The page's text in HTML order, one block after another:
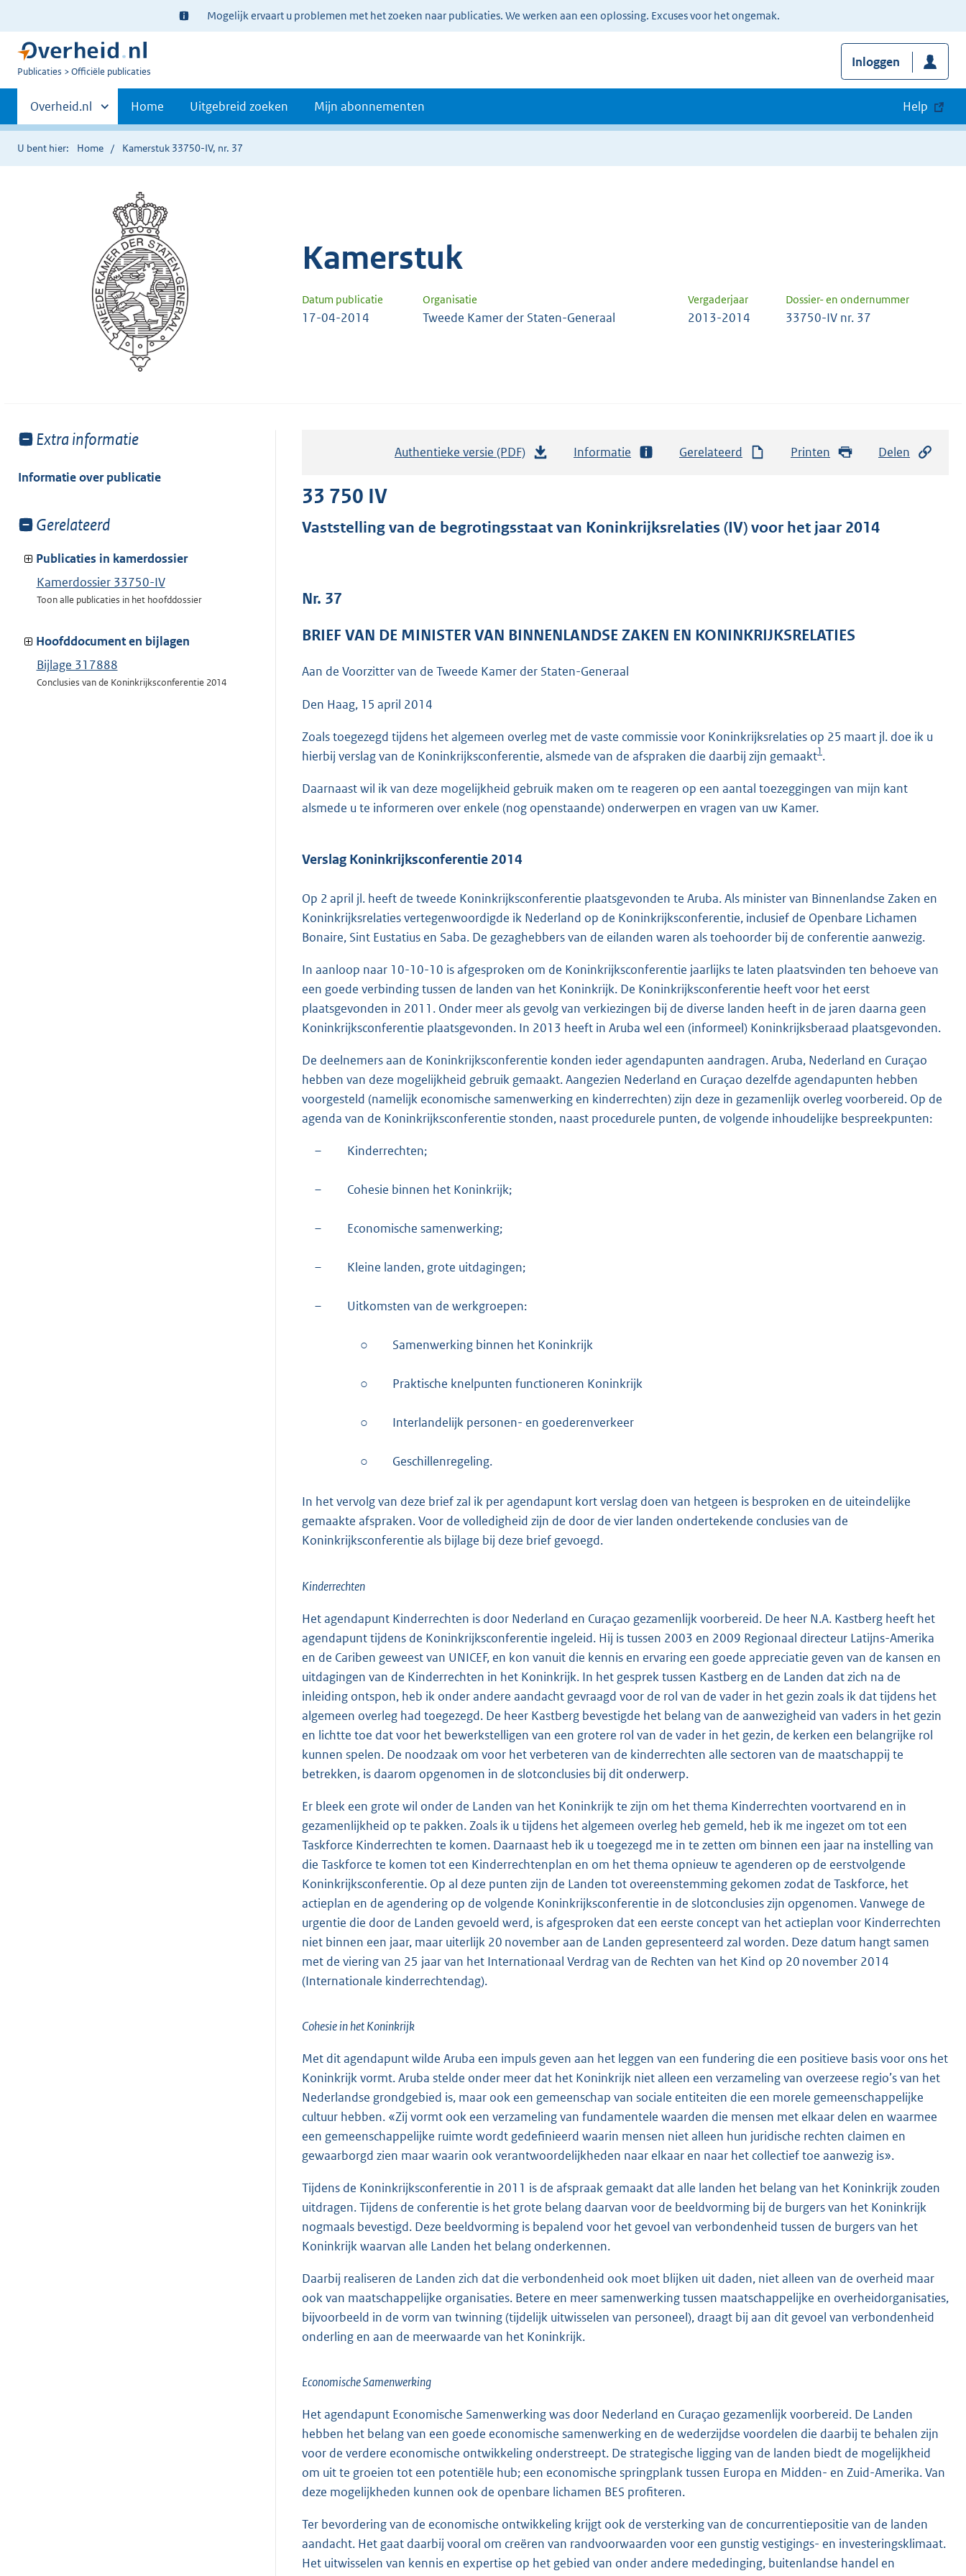
Ter
informatie:
Mogelijk ervaart u problemen met het zoeken naar publicaties. We werken aan een oplossing. Excuses voor het ongemak.
U
Publicaties Officiële publicaties
Inloggen
Primaire
navigatie
Andere
sites
binnen
Overheid.nl Home Uitgebreid zoeken Mijn abonnementen Help
U bent hier: Home Kamerstuk 33750-IV, nr. 37
Kamerstuk
Datum publicatie Organisatie Vergaderjaar Dossier- en ondernummer
17-04-2014 Tweede Kamer der Staten-Generaal 2013-2014 33750-IV nr. 37
Toon
van:
Extra informatie
Informatie over publicatie
Toon
van:
Gerelateerd
Publicaties in kamerdossier
Kamerdossier 33750-IV
Toon alle publicaties in het hoofddossier
Hoofddocument en bijlagen
Bijlage 317888
Conclusies van de Koninkrijksconferentie 2014
Authentieke versie (PDF)
a
r
o
:
5
4
Informatie Gerelateerd Printen Delen
33 750 IV
Vaststelling van de begrotingsstaat van Koninkrijksrelaties (IV) voor het jaar 2014
Nr. 37
BRIEF VAN DE MINISTER VAN BINNENLANDSE ZAKEN EN KONINKRIJKSRELATIES
Aan de Voorzitter van de Tweede Kamer der Staten-Generaal
Den Haag, 15 april 2014
Zoals toegezegd tijdens het algemeen overleg met de vaste commissie voor Koninkrijksrelaties op 25 maart jl. doe ik u
hierbij verslag van de Koninkrijksconferentie, alsmede van de afspraken die daarbij zijn gemaakt1.
Daarnaast wil ik van deze mogelijkheid gebruik maken om te reageren op een aantal toezeggingen van mijn kant
alsmede u te informeren over enkele (nog openstaande) onderwerpen en vragen van uw Kamer.
Verslag Koninkrijksconferentie 2014
Op 2 april jl. heeft de tweede Koninkrijksconferentie plaatsgevonden te Aruba. Als minister van Binnenlandse Zaken en
Koninkrijksrelaties vertegenwoordigde ik Nederland op de Koninkrijksconferentie, inclusief de Openbare Lichamen
Bonaire, Sint Eustatius en Saba. De gezaghebbers van de eilanden waren als toehoorder bij de conferentie aanwezig.
In aanloop naar 10-10-10 is afgesproken om de Koninkrijksconferentie jaarlijks te laten plaatsvinden ten behoeve van
een goede verbinding tussen de landen van het Koninkrijk. De Koninkrijksconferentie heeft voor het eerst
plaatsgevonden in 2011. Onder meer als gevolg van verkiezingen bij de diverse landen heeft in de jaren daarna geen
Koninkrijksconferentie plaatsgevonden. In 2013 heeft in Aruba wel een (informeel) Koninkrijksberaad plaatsgevonden.
De deelnemers aan de Koninkrijksconferentie konden ieder agendapunten aandragen. Aruba, Nederland en Curaçao
hebben van deze mogelijkheid gebruik gemaakt. Aangezien Nederland en Curaçao dezelfde agendapunten hebben
voorgesteld (namelijk economische samenwerking en kinderrechten) zijn deze in gezamenlijk overleg voorbereid. Op de
agenda van de Koninkrijksconferentie stonden, naast procedurele punten, de volgende inhoudelijke bespreekpunten:
– Kinderrechten;
– Cohesie binnen het Koninkrijk;
– Economische samenwerking;
– Kleine landen, grote uitdagingen;
– Uitkomsten van de werkgroepen:
○ Samenwerking binnen het Koninkrijk
○ Praktische knelpunten functioneren Koninkrijk
○ Interlandelijk personen- en goederenverkeer
○ Geschillenregeling.
In het vervolg van deze brief zal ik per agendapunt kort verslag doen van hetgeen is besproken en de uiteindelijke
gemaakte afspraken. Voor de volledigheid zijn de door de vier landen ondertekende conclusies van de
Koninkrijksconferentie als bijlage bij deze brief gevoegd.
Kinderrechten
Het agendapunt Kinderrechten is door Nederland en Curaçao gezamenlijk voorbereid. De heer N.A. Kastberg heeft het
agendapunt tijdens de Koninkrijksconferentie ingeleid. Hij is tussen 2003 en 2009 Regionaal directeur Latijns-Amerika
en de Cariben geweest van UNICEF, en kon vanuit die kennis en ervaring een goede appreciatie geven van de kansen en
uitdagingen van de Kinderrechten in het Koninkrijk. In het gesprek tussen Kastberg en de Landen dat zich na de
inleiding ontspon, heb ik onder andere aandacht gevraagd voor de rol van de vader in het gezin zoals ik dat tijdens het
algemeen overleg had toegezegd. De heer Kastberg bevestigde het belang van de aanwezigheid van vaders in het gezin
en lichtte toe dat voor het bewerkstelligen van een grotere rol van de vader in het gezin, de kerken een belangrijke rol
kunnen spelen. De noodzaak om voor het verbeteren van de kinderrechten alle sectoren van de maatschappij te
betrekken, is daarom opgenomen in de slotconclusies bij dit onderwerp.
Er bleek een grote wil onder de Landen van het Koninkrijk te zijn om het thema Kinderrechten voortvarend en in
gezamenlijkheid op te pakken. Zoals ik u tijdens het algemeen overleg heb gemeld, heb ik me ingezet om tot een
Taskforce Kinderrechten te komen. Daarnaast heb ik u toegezegd me in te zetten om binnen een jaar na instelling van
die Taskforce te komen tot een Kinderrechtenplan en om het thema opnieuw te agenderen op de eerstvolgende
Koninkrijksconferentie. Op al deze punten zijn de Landen tot overeenstemming gekomen zodat de Taskforce, het
actieplan en de agendering op de volgende Koninkrijksconferentie in de slotconclusies zijn opgenomen. Vanwege de
urgentie die door de Landen gevoeld werd, is afgesproken dat een eerste concept van het actieplan voor Kinderrechten
niet binnen een jaar, maar uiterlijk 20 november aan de Landen gepresenteerd zal worden. Deze datum hangt samen
met de viering van 25 jaar van het Internationaal Verdrag van de Rechten van het Kind op 20 november 2014
(Internationale kinderrechtendag).
Cohesie in het Koninkrijk
Met dit agendapunt wilde Aruba een impuls geven aan het leggen van een fundering die een positieve basis voor ons het
Koninkrijk vormt. Aruba stelde onder meer dat het Koninkrijk niet alleen een verzameling van overzeese regio’s van het
Nederlandse grondgebied is, maar ook een gemeenschap van sociale entiteiten die een morele gemeenschappelijke
cultuur hebben. «Zij vormt ook een verzameling van fundamentele waarden die mensen met elkaar delen en waarmee
een gemeenschappelijke ruimte wordt gedefinieerd waarin mensen niet alleen hun juridische rechten claimen en
gewaarborgd zien maar waarin ook verantwoordelijkheden naar elkaar en naar het collectief toe aanwezig is».
Tijdens de Koninkrijksconferentie in 2011 is de afspraak gemaakt dat alle landen het belang van het Koninkrijk zouden
uitdragen. Tijdens de conferentie is het grote belang daarvan voor de beeldvorming bij de burgers van het Koninkrijk
nogmaals bevestigd. Deze beeldvorming is bepalend voor het gevoel van verbondenheid tussen de burgers van het
Koninkrijk waarvan alle Landen het belang onderkennen.
Daarbij realiseren de Landen zich dat die verbondenheid ook moet blijken uit daden, niet alleen van de overheid maar
ook van maatschappelijke organisaties. Betere en meer samenwerking tussen maatschappelijke en overheidorganisaties,
bijvoorbeeld in de vorm van twinning (tijdelijk uitwisselen van personeel), draagt bij aan dit gevoel van verbondenheid
onderling en aan de meerwaarde van het Koninkrijk.
Economische Samenwerking
Het agendapunt Economische Samenwerking was door Nederland en Curaçao gezamenlijk voorbereid. De Landen
hebben het belang van een goede economische samenwerking en de wederzijdse voordelen die daarbij te behalen zijn
voor de verdere economische ontwikkeling onderstreept. De strategische ligging van de landen biedt de mogelijkheid
om uit te groeien tot een potentiële hub; een economische springplank tussen Europa en Midden- en Zuid-Amerika. Van
deze mogelijkheden kunnen ook de openbare lichamen BES profiteren.
Ter bevordering van de economische ontwikkeling krijgt ook de versterking van de concurrentiepositie van de landen
aandacht. Het gaat daarbij vooral om creëren van randvoorwaarden voor een gunstig vestigings- en investeringsklimaat.
Het uitwisselen van kennis en expertise op het gebied van onder andere mededinging, buitenlandse handel en